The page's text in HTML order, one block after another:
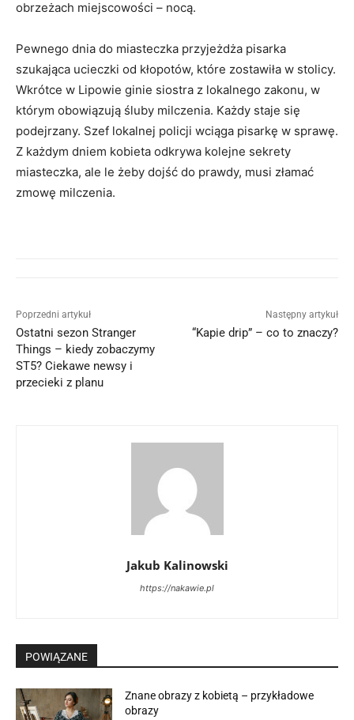
obrzeżach miejscowości – nocą.
Pewnego dnia do miasteczka przyjeżdża pisarka
szukająca ucieczki od kłopotów, które zostawiła w stolicy.
Wkrótce w Lipowie ginie siostra z lokalnego zakonu, w
którym obowiązują śluby milczenia. Każdy staje się
podejrzany. Szef lokalnej policji wciąga pisarkę w sprawę.
Z każdym dniem kobieta odkrywa kolejne sekrety
miasteczka, ale le żeby dojść do prawdy, musi złamać
zmowę milczenia.
Poprzedni artykuł
Ostatni sezon Stranger
Things – kiedy zobaczymy
ST5? Ciekawe newsy i
przecieki z planu
Następny artykuł
“Kapie drip” – co to znaczy?
Jakub Kalinowski
https://nakawie.pl
POWIĄZANE
Znane obrazy z kobietą – przykładowe
obrazy